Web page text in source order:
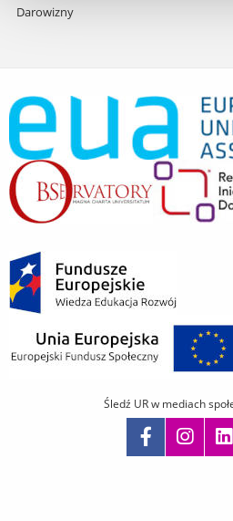
Darowizny
Śledź UR w mediach